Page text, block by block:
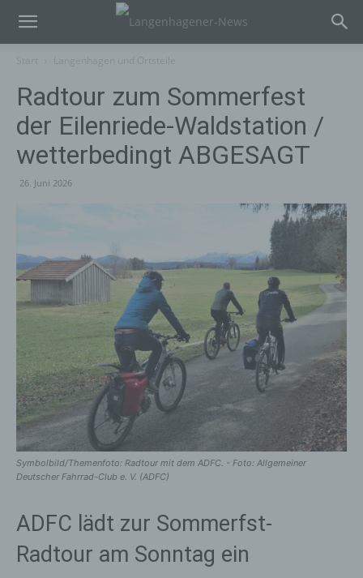
Radtour zum Sommerfest
der Eilenriede-Waldstation /
wetterbedingt ABGESAGT
26. Juni 2026
Symbolbild/Themenfoto: Radtour mit dem ADFC. - Foto: Allgemeiner
Deutscher Fahrrad-Club e. V. (ADFC)
ADFC lädt zur Sommerfst-
Radtour am Sonntag ein